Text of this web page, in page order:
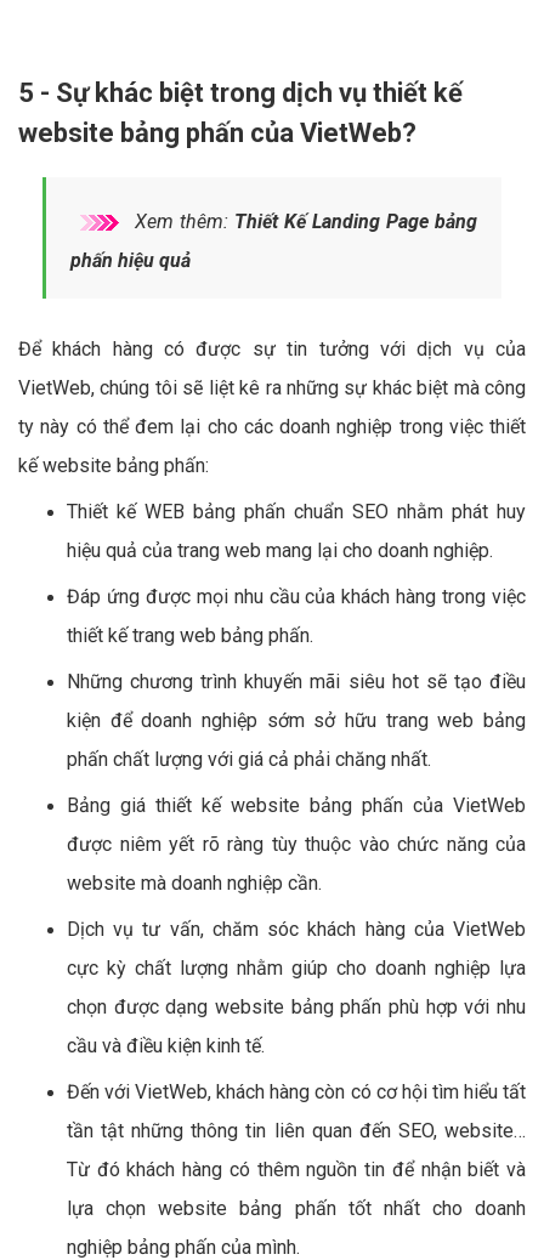
5 - Sự khác biệt trong dịch vụ thiết kế
website bảng phấn của VietWeb?
Xem thêm: Thiết Kế Landing Page bảng
phấn hiệu quả
Để khách hàng có được sự tin tưởng với dịch vụ của
VietWeb, chúng tôi sẽ liệt kê ra những sự khác biệt mà công
ty này có thể đem lại cho các doanh nghiệp trong việc thiết
kế website bảng phấn:
Thiết kế WEB bảng phấn chuẩn SEO nhằm phát huy
hiệu quả của trang web mang lại cho doanh nghiệp.
Đáp ứng được mọi nhu cầu của khách hàng trong việc
thiết kế trang web bảng phấn.
Những chương trình khuyến mãi siêu hot sẽ tạo điều
kiện để doanh nghiệp sớm sở hữu trang web bảng
phấn chất lượng với giá cả phải chăng nhất.
Bảng giá thiết kế website bảng phấn của VietWeb
được niêm yết rõ ràng tùy thuộc vào chức năng của
website mà doanh nghiệp cần.
Dịch vụ tư vấn, chăm sóc khách hàng của VietWeb
cực kỳ chất lượng nhằm giúp cho doanh nghiệp lựa
chọn được dạng website bảng phấn phù hợp với nhu
cầu và điều kiện kinh tế.
Đến với VietWeb, khách hàng còn có cơ hội tìm hiểu tất
tần tật những thông tin liên quan đến SEO, website…
Từ đó khách hàng có thêm nguồn tin để nhận biết và
lựa chọn website bảng phấn tốt nhất cho doanh
nghiệp bảng phấn của mình.